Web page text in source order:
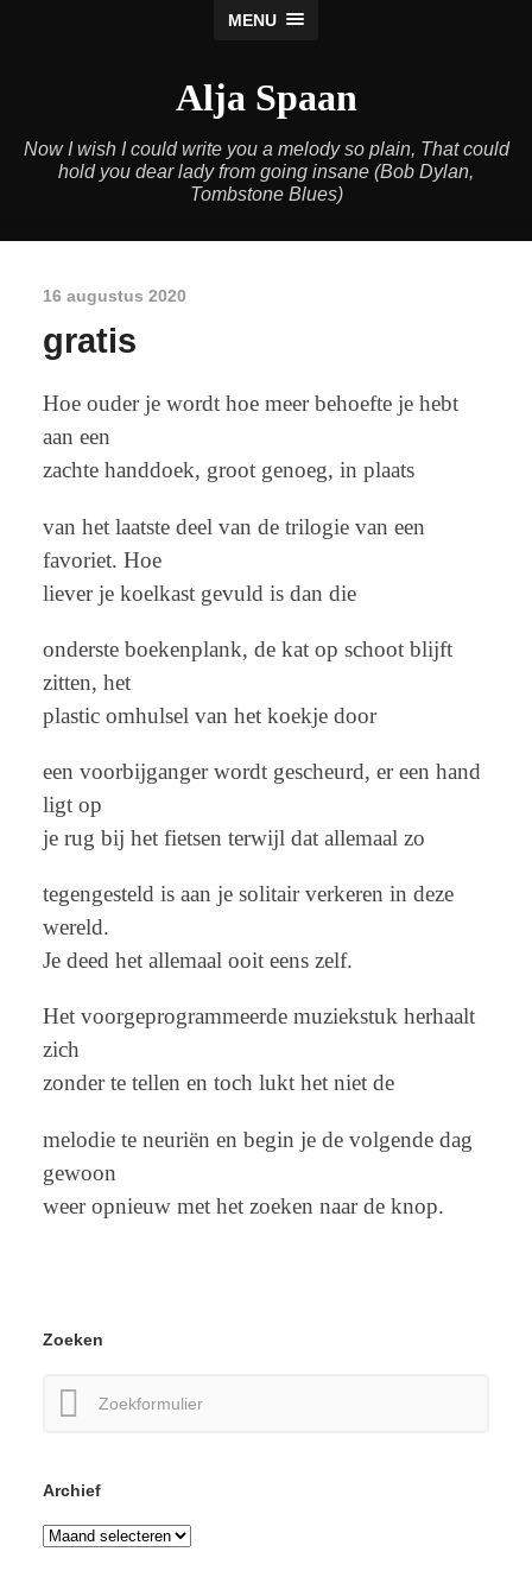
MENU
Alja Spaan
Now I wish I could write you a melody so plain, That could
hold you dear lady from going insane (Bob Dylan,
Tombstone Blues)
16 augustus 2020
gratis
Hoe ouder je wordt hoe meer behoefte je hebt
aan een
zachte handdoek, groot genoeg, in plaats
van het laatste deel van de trilogie van een
favoriet. Hoe
liever je koelkast gevuld is dan die
onderste boekenplank, de kat op schoot blijft
zitten, het
plastic omhulsel van het koekje door
een voorbijganger wordt gescheurd, er een hand
ligt op
je rug bij het fietsen terwijl dat allemaal zo
tegengesteld is aan je solitair verkeren in deze
wereld.
Je deed het allemaal ooit eens zelf.
Het voorgeprogrammeerde muziekstuk herhaalt
zich
zonder te tellen en toch lukt het niet de
melodie te neuriën en begin je de volgende dag
gewoon
weer opnieuw met het zoeken naar de knop.
Zoeken
Zoeken
Archief
Archief